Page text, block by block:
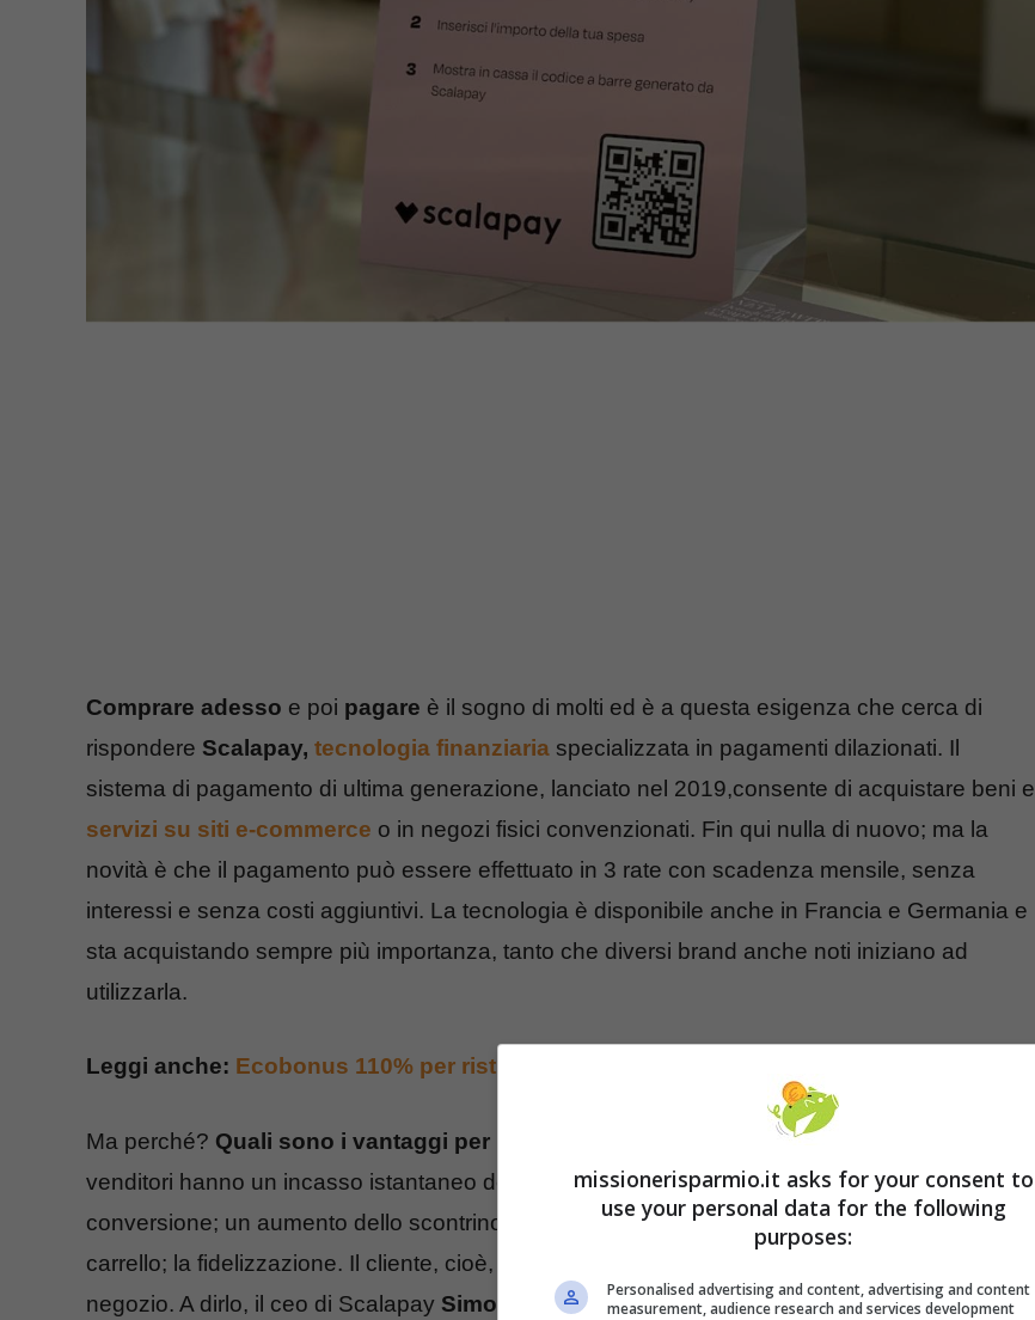
Comprare adesso e poi pagare è il sogno di molti ed è a questa esigenza che cerca di
rispondere Scalapay, tecnologia finanziaria specializzata in pagamenti dilazionati. Il
sistema di pagamento di ultima generazione, lanciato nel 2019,consente di acquistare beni e
servizi su siti e-commerce o in negozi fisici convenzionati. Fin qui nulla di nuovo; ma la
novità è che il pagamento può essere effettuato in 3 rate con scadenza mensile, senza
interessi e senza costi aggiuntivi. La tecnologia è disponibile anche in Francia e Germania e
sta acquistando sempre più importanza, tanto che diversi brand anche noti iniziano ad
utilizzarla.
Leggi anche: Ecobonus 110% per ristrutturare casa: cos’è e come ottenerlo
Ma perché? Quali sono i vantaggi per i venditori?
E quali quelli per i clienti? In primis, i
venditori hanno un incasso istantaneo della transazione; un aumento del tasso di
conversione; un aumento dello scontrino medio; la diminuzione del tasso di abbandono del
carrello; la fidelizzazione. Il cliente, cioè, è incentivato a comprare di più e a ritornare nel
negozio. A dirlo, il ceo di Scalapay Simone Mancini.E i vantaggi non mancano neanche per
missionerisparmio.it asks for your consent to
use your personal data for the following
purposes:
Personalised advertising and content, advertising and content
measurement, audience research and services development